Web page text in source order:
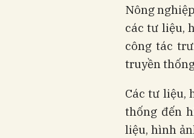
Nông
các tư liệu,
công tác
truyền
Các tư liệu,
thống đến
liệu, hình